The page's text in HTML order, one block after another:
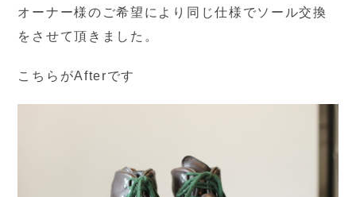
オーナー様のご希望により同じ仕様でソール交換
をさせて頂きました。
こちらがAfterです